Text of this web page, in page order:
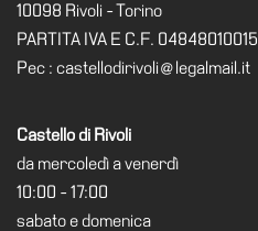
Manica
Villa
Cosmo
Digitale
10098 Rivoli - Torino
PARTITA IVA E C.F. 04848010015
Pec : castellodirivoli@legalmail.it
Castello di Rivoli
da mercoledì a venerdì
10:00 - 17:00
sabato e domenica